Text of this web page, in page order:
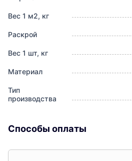
Вес 1 м2, кг
Раскрой
Вес 1 шт, кг
Материал
Тип
производства
Способы оплаты